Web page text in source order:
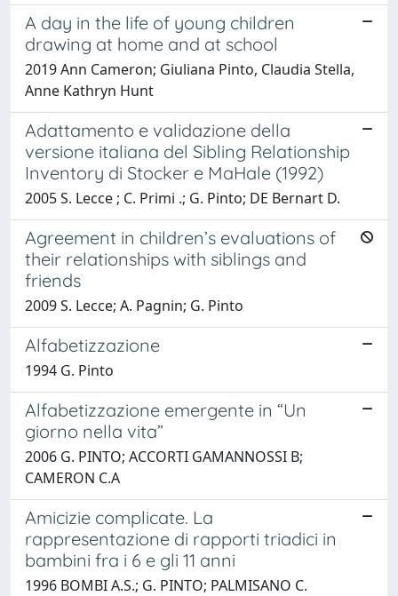
A day in the life of young children
drawing at home and at school
2019 Ann Cameron; Giuliana Pinto, Claudia Stella,
Anne Kathryn Hunt
Adattamento e validazione della
versione italiana del Sibling Relationship
Inventory di Stocker e MaHale (1992)
2005 S. Lecce ; C. Primi .; G. Pinto; DE Bernart D.
Agreement in children’s evaluations of
their relationships with siblings and
friends
2009 S. Lecce; A. Pagnin; G. Pinto
Alfabetizzazione
1994 G. Pinto
Alfabetizzazione emergente in “Un
giorno nella vita”
2006 G. PINTO; ACCORTI GAMANNOSSI B;
CAMERON C.A
Amicizie complicate. La
rappresentazione di rapporti triadici in
bambini fra i 6 e gli 11 anni
1996 BOMBI A.S.; G. PINTO; PALMISANO C.